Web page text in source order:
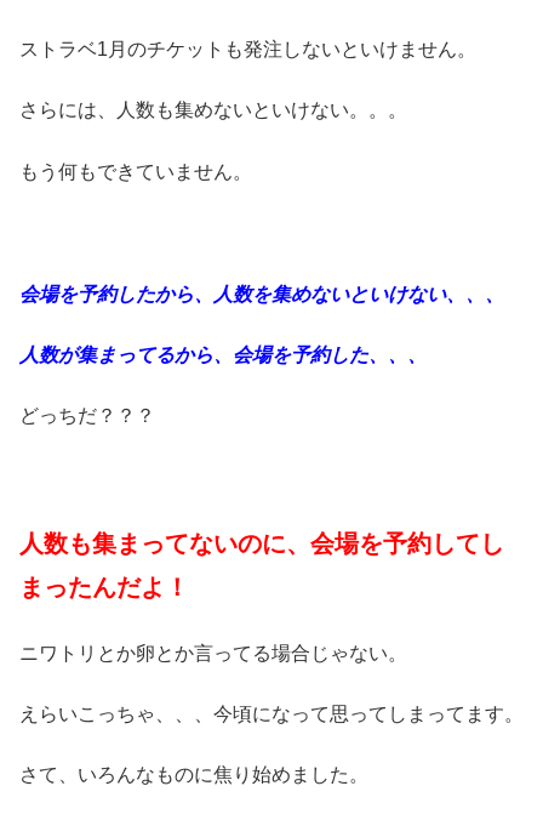
ストラベ1月のチケットも発注しないといけません。
さらには、人数も集めないといけない。。。
もう何もできていません。
会場を予約したから、人数を集めないといけない、、、
人数が集まってるから、会場を予約した、、、
どっちだ？？？
人数も集まってないのに、会場を予約してし
まったんだよ！
ニワトリとか卵とか言ってる場合じゃない。
えらいこっちゃ、、、今頃になって思ってしまってます。
さて、いろんなものに焦り始めました。